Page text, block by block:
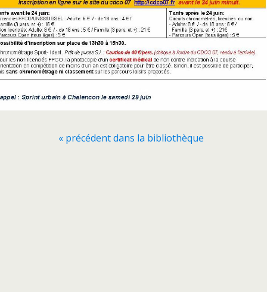
« précédent dans la bibliothèque